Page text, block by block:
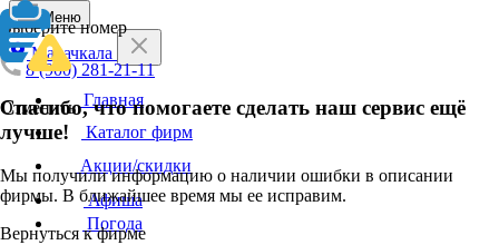
Выберите номер
8 (900) 281-21-11
Отменить
Спасибо, что помогаете сделать наш сервис ещё
лучше!
Мы получили информацию о наличии ошибки в описании
фирмы. В ближайшее время мы ее исправим.
Вернуться к фирме
Меню
Махачкала
Главная
Каталог фирм
Акции/скидки
Афиша
Погода